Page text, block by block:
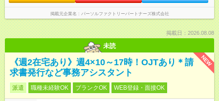
掲載元企業名 パーソルファクトリーパートナーズ株式会社
掲載日：2026.08.08
未読
NEW
《週2在宅あり》週4×10～17時！OJTあり＊請
求書発行など事務アシスタント
派遣 職種未経験OK ブランクOK WEB登録・面接OK